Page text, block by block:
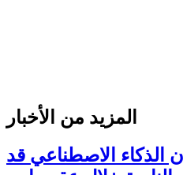
المزيد من الأخبار
الذكاء الاصطناعي قد